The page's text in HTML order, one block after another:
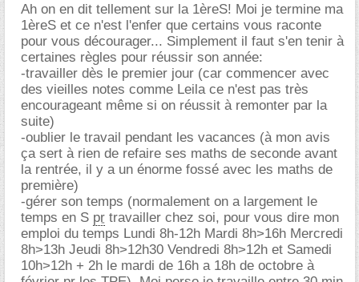
Ah on en dit tellement sur la 1èreS! Moi je termine ma
1èreS et ce n'est l'enfer que certains vous raconte
pour vous décourager... Simplement il faut s'en tenir à
certaines règles pour réussir son année:
-travailler dès le premier jour (car commencer avec
des vieilles notes comme Leila ce n'est pas très
encourageant même si on réussit à remonter par la
suite)
-oublier le travail pendant les vacances (à mon avis
ça sert à rien de refaire ses maths de seconde avant
la rentrée, il y a un énorme fossé avec les maths de
première)
-gérer son temps (normalement on a largement le
temps en S pr travailler chez soi, pour vous dire mon
emploi du temps Lundi 8h-12h Mardi 8h>16h Mercredi
8h>13h Jeudi 8h>12h30 Vendredi 8h>12h et Samedi
10h>12h + 2h le mardi de 16h a 18h de octobre à